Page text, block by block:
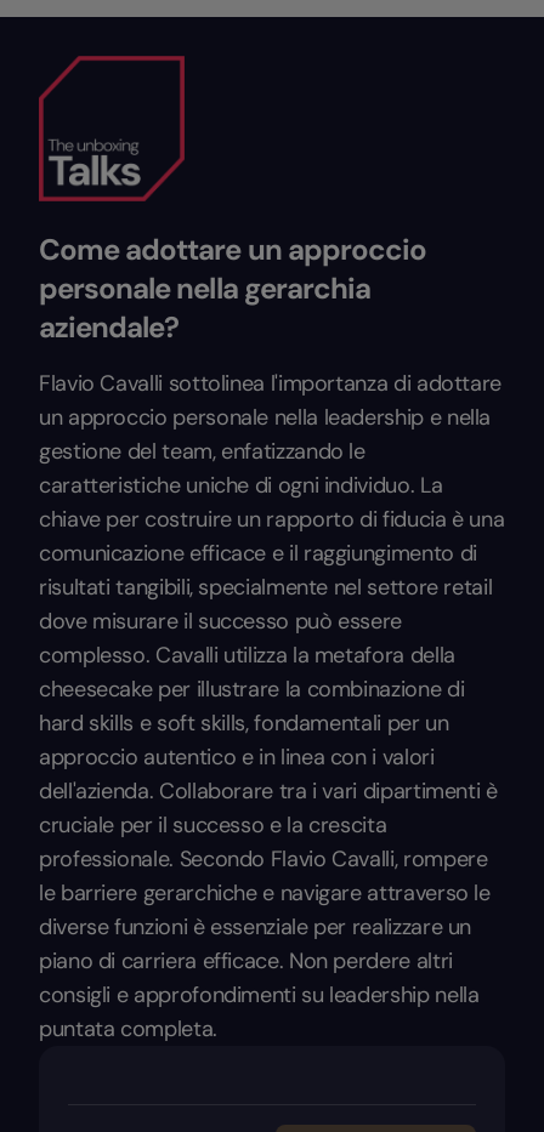
Come adottare un approccio
personale nella gerarchia
aziendale?
Flavio Cavalli sottolinea l'importanza di adottare
un approccio personale nella leadership e nella
gestione del team, enfatizzando le
caratteristiche uniche di ogni individuo. La
chiave per costruire un rapporto di fiducia è una
comunicazione efficace e il raggiungimento di
risultati tangibili, specialmente nel settore retail
dove misurare il successo può essere
complesso. Cavalli utilizza la metafora della
cheesecake per illustrare la combinazione di
hard skills e soft skills, fondamentali per un
approccio autentico e in linea con i valori
dell'azienda. Collaborare tra i vari dipartimenti è
cruciale per il successo e la crescita
professionale. Secondo Flavio Cavalli, rompere
le barriere gerarchiche e navigare attraverso le
diverse funzioni è essenziale per realizzare un
piano di carriera efficace. Non perdere altri
consigli e approfondimenti su leadership nella
puntata completa.